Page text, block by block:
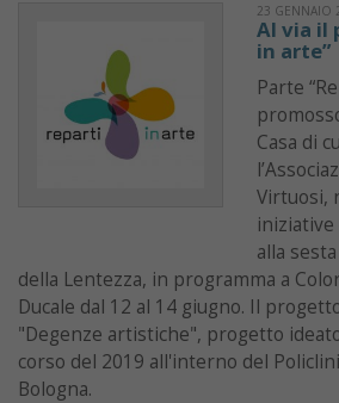
23 GENNAIO
Al via il
in arte”
Parte
Casa di
Virtuosi,
alla
della Lentezza, in programma a
Ducale dal 12 al 14 giugno. Il
"Degenze artistiche", progetto
corso del 2019 all'interno del
Bologna.